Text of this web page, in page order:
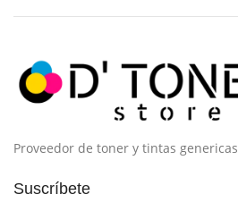
Proveedor de toner y tintas genericas
Suscríbete